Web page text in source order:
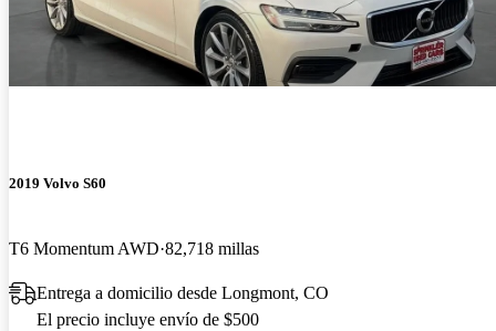
2019 Volvo S60
T6 Momentum AWD 82,718 millas
Entrega a domicilio desde Longmont, CO
El precio incluye envío de $500